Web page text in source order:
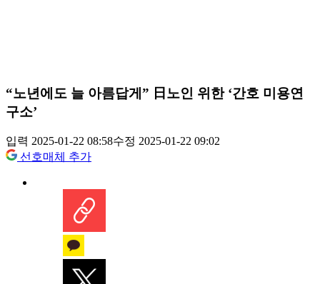
“노년에도 늘 아름답게” 日노인 위한 ‘간호 미용연
구소’
입력 2025-01-22 08:58수정 2025-01-22 09:02
선호매체 추가